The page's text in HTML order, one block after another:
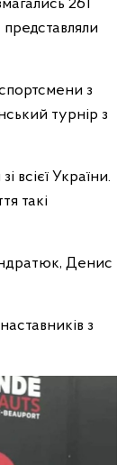
261
представляли
з
турнір з
всієї України.
такі
Денис
з